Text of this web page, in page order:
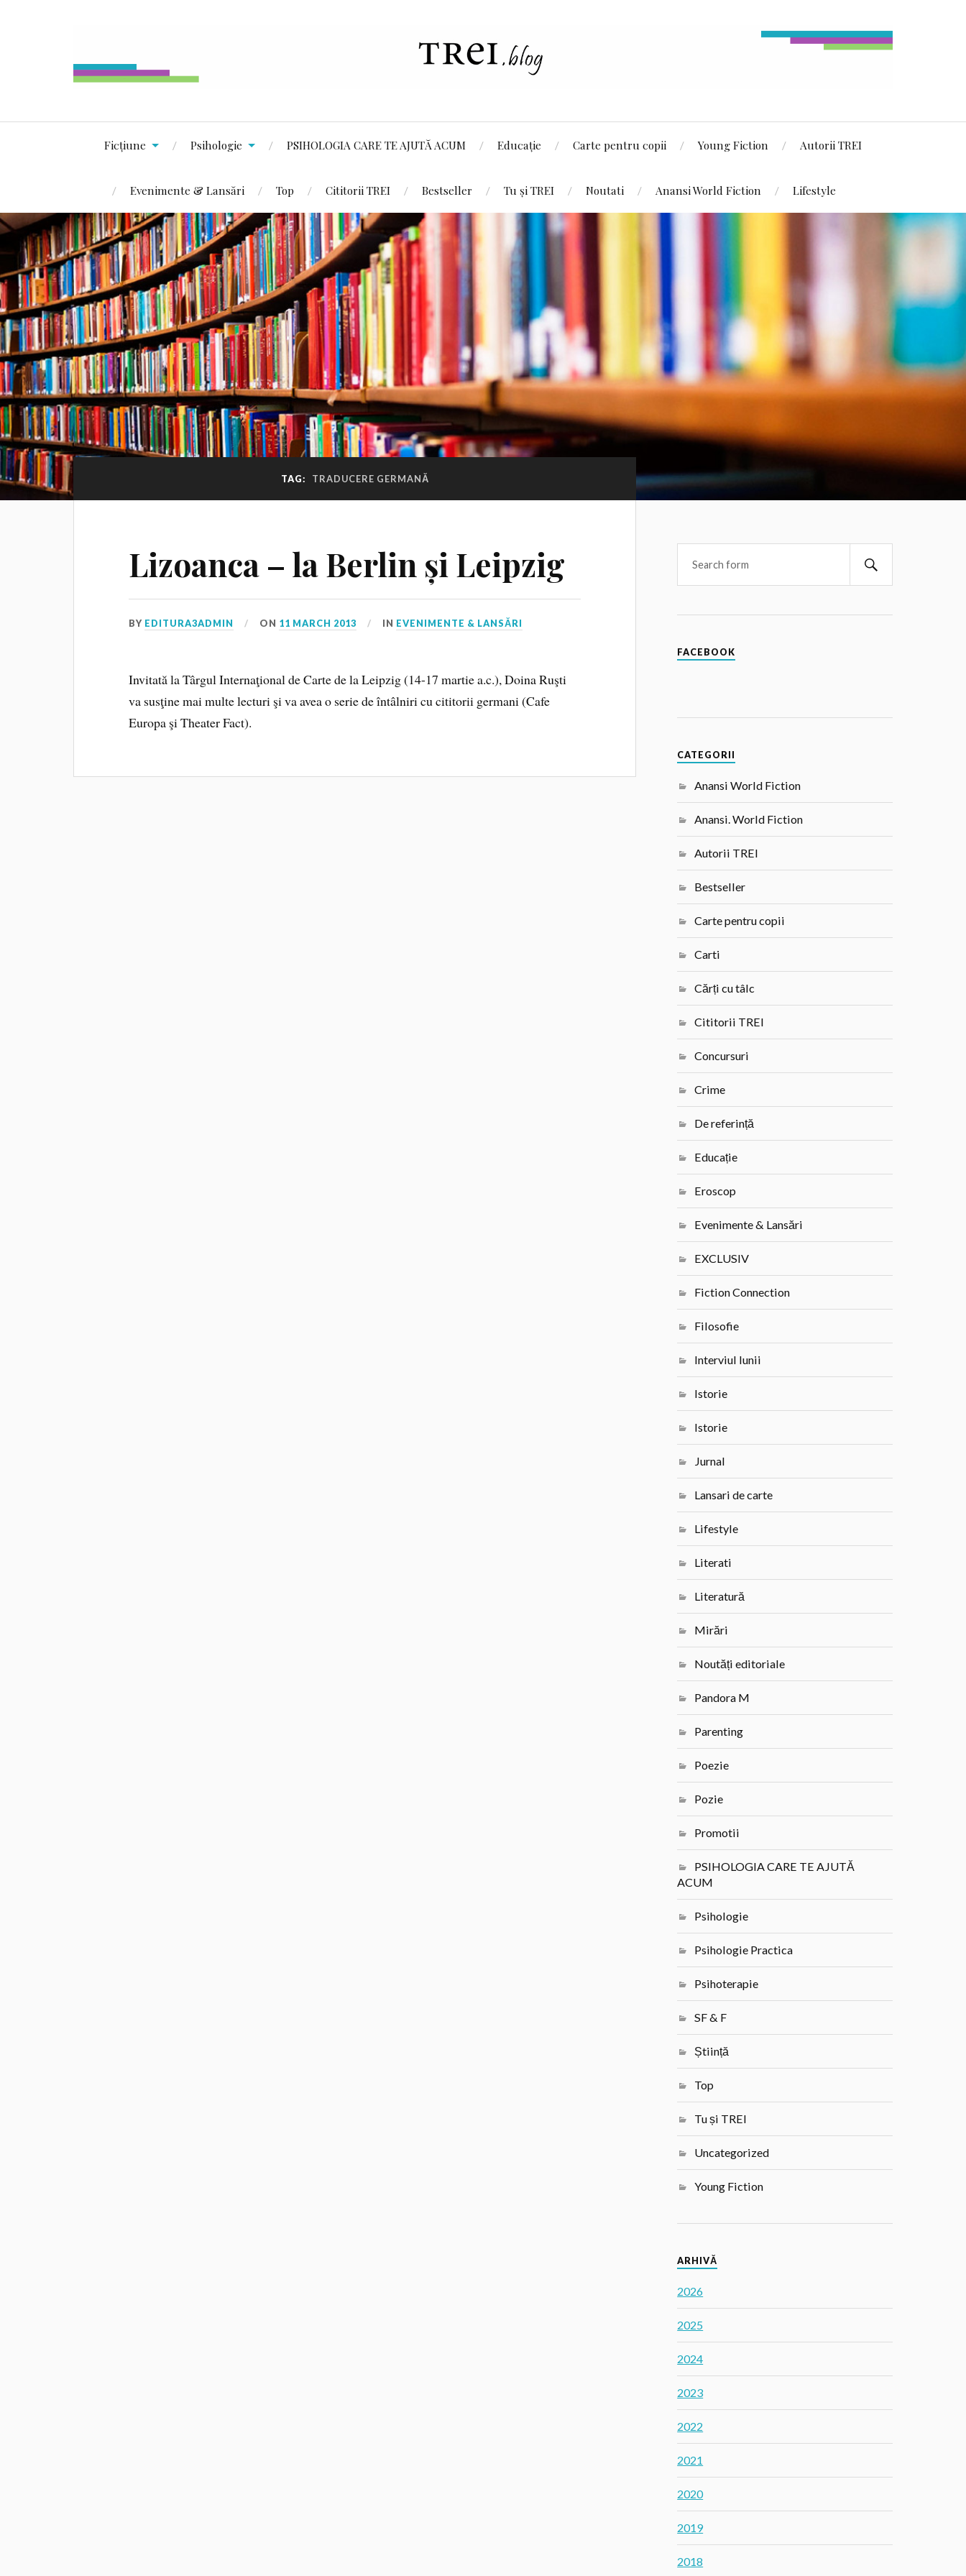
Ficțiune Psihologie PSIHOLOGIA CARE TE AJUTĂ ACUM Educație Carte pentru copii Young Fiction Autorii TREI
Evenimente & Lansări Top Cititorii TREI Bestseller Tu și TREI Noutati Anansi World Fiction Lifestyle
TAG: TRADUCERE GERMANĂ
Lizoanca – la Berlin și Leipzig
BY EDITURA3ADMIN ON 11 MARCH 2013 IN EVENIMENTE & LANSĂRI
Invitată la Târgul Internaţional de Carte de la Leipzig (14-17 martie a.c.), Doina Ruşti
va susţine mai multe lecturi şi va avea o serie de întâlniri cu cititorii germani (Cafe
Europa şi Theater Fact).
FACEBOOK
CATEGORII
Anansi World Fiction
Anansi. World Fiction
Autorii TREI
Bestseller
Carte pentru copii
Carti
Cărți cu tâlc
Cititorii TREI
Concursuri
Crime
De referință
Educație
Eroscop
Evenimente & Lansări
EXCLUSIV
Fiction Connection
Filosofie
Interviul lunii
Istorie
Istorie
Jurnal
Lansari de carte
Lifestyle
Literati
Literatură
Mirări
Noutăți editoriale
Pandora M
Parenting
Poezie
Pozie
Promotii
PSIHOLOGIA CARE TE AJUTĂ
ACUM
Psihologie
Psihologie Practica
Psihoterapie
SF & F
Știință
Top
Tu și TREI
Uncategorized
Young Fiction
ARHIVĂ
2026
2025
2024
2023
2022
2021
2020
2019
2018